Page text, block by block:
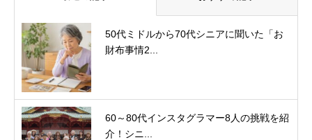
50代ミドルから70代シニアに聞いた「お
財布事情2...
60～80代インスタグラマー8人の挑戦を紹
介！シニ...